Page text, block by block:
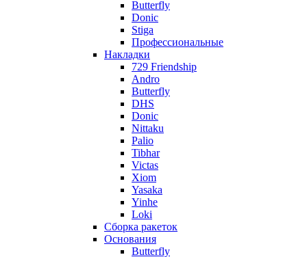
Butterfly
Donic
Stiga
Профессиональные
Накладки
729 Friendship
Andro
Butterfly
DHS
Donic
Nittaku
Palio
Tibhar
Victas
Xiom
Yasaka
Yinhe
Loki
Сборка ракеток
Основания
Butterfly